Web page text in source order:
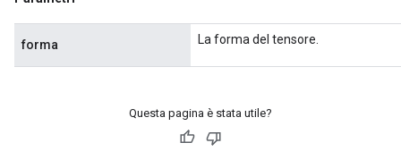
forma La forma del tensore.
Questa pagina è stata utile?